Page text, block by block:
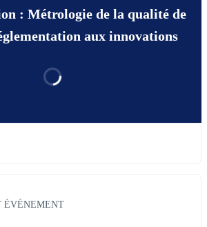
: Métrologie de la qualité de
aux innovations
ÉVÉNEMENT